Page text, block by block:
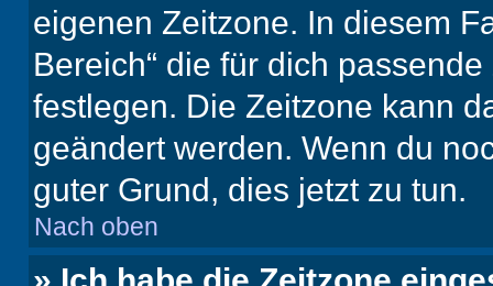
eigenen Zeitzone. In diesem
Bereich“ die für dich
festlegen. Die Zeitzone kann
geändert werden. Wenn du
guter Grund, dies jetzt zu tun.
Nach oben